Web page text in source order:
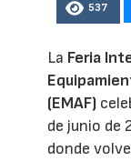
537
La Feria
(EMAF)
de junio de
donde